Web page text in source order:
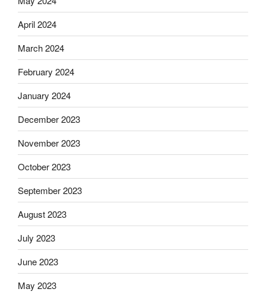
April 2024
March 2024
February 2024
January 2024
December 2023
November 2023
October 2023
September 2023
August 2023
July 2023
June 2023
May 2023